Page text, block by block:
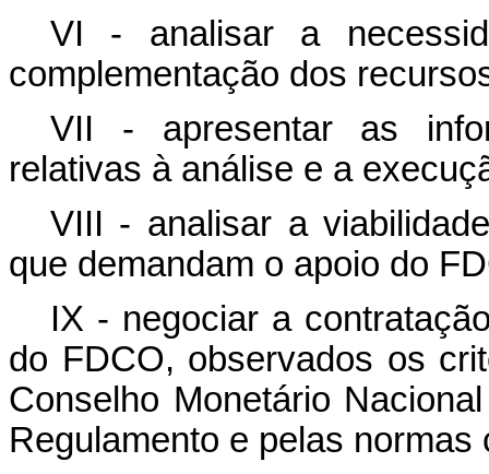
VI - analisar a
complementação dos
VII - apresentar as
relativas à análise e a
VIII - analisar a
que demandam o apoio do
IX - negociar a
do FDCO, observados os
Conselho Monetário
Regulamento e pelas normas